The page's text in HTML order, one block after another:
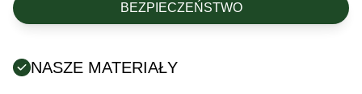
BEZPIECZEŃSTWO
NASZE MATERIAŁY